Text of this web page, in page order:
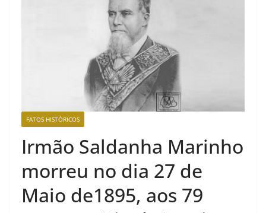
FATOS HISTÓRICOS
Irmão Saldanha Marinho
morreu no dia 27 de
Maio de1895, aos 79